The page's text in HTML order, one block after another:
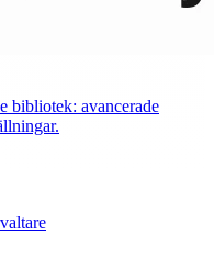
bibliotek: avancerade